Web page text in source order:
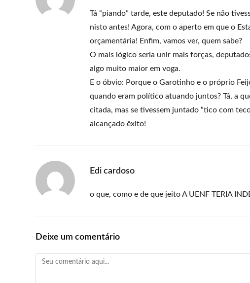
Tá “piando” tarde, este deputado! Se não
nisto antes! Agora, com o aperto em que o
orçamentária! Enfim, vamos ver, quem sabe?
O mais lógico seria unir mais forças,
algo muito maior em voga.
E o óbvio: Porque o Garotinho e o próprio
quando eram político atuando juntos? Tá, a
citada, mas se tivessem juntado “tico com
alcançado êxito!
Edi cardoso
o que, como e de que jeito A UENF TERIA
Deixe um comentário